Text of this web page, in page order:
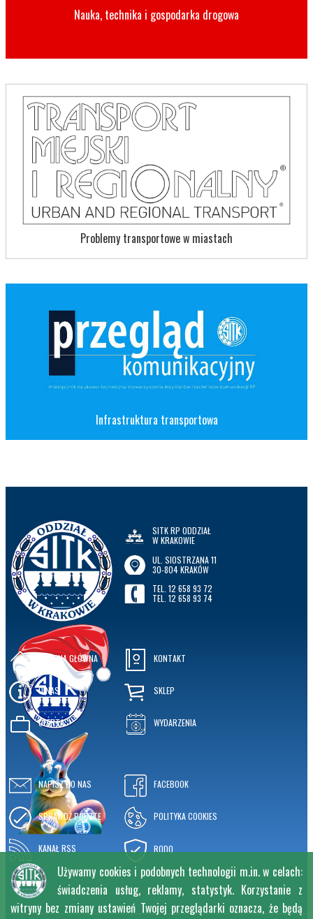
Nauka, technika i gospodarka drogowa
Problemy transportowe w miastach
Infrastruktura transportowa
SITK RP ODDZIAŁ
W KRAKOWIE
UL. SIOSTRZANA 11
30-804 KRAKÓW
TEL. 12 658 93 72
TEL. 12 658 93 74
STRONA GŁÓWNA
O NAS
OFERTA
KONTAKT
SKLEP
WYDARZENIA
NAPISZ DO NAS
SPRAWDŹ POCZTĘ
KANAŁ RSS
FACEBOOK
POLITYKA COOKIES
RODO
Używamy cookies i podobnych technologii m.in. w celach:
świadczenia usług, reklamy, statystyk. Korzystanie z
witryny bez zmiany ustawień Twojej przeglądarki oznacza, że będą